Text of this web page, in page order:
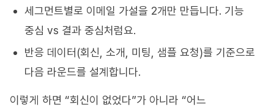
세그먼트별로 이메일 가설을 2개만 만듭니다. 기능
중심 vs 결과 중심처럼요.
반응 데이터(회신, 소개, 미팅, 샘플 요청)를 기준으로
다음 라운드를 설계합니다.
이렇게 하면 “회신이 없었다”가 아니라 “어느